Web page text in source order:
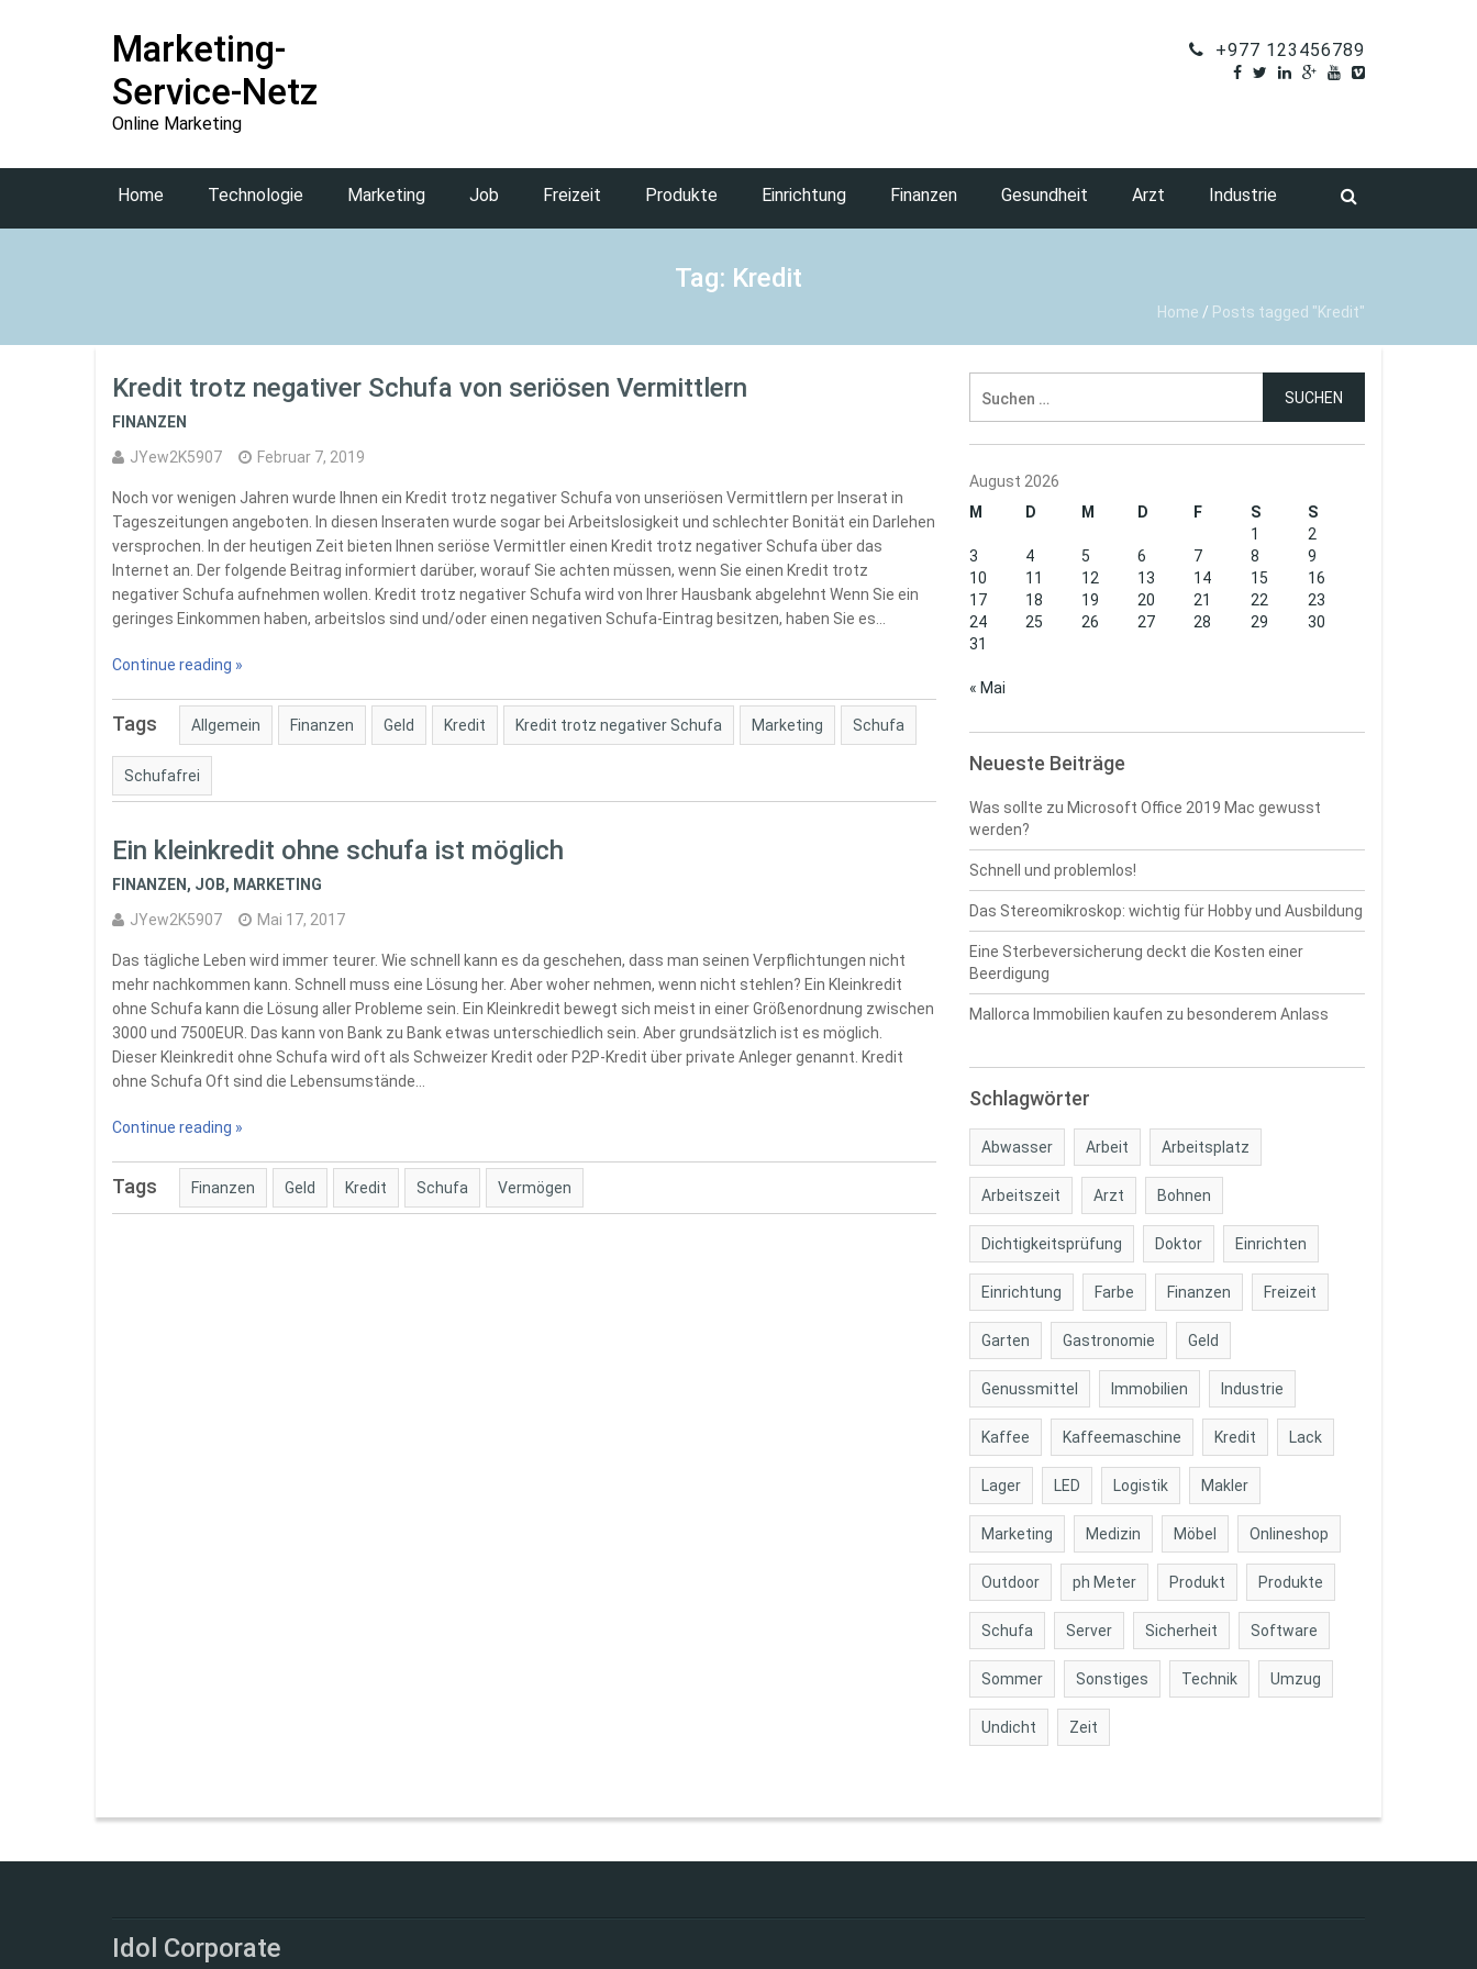
Marketing-
Service-Netz
Online Marketing
+977 123456789
Home Technologie Marketing Job Freizeit Produkte Einrichtung Finanzen Gesundheit Arzt Industrie
Tag: Kredit
Home / Posts tagged "Kredit"
Kredit trotz negativer Schufa von seriösen Vermittlern
FINANZEN
JYew2K5907
Februar 7, 2019
Noch vor wenigen Jahren wurde Ihnen ein Kredit trotz negativer Schufa von unseriösen Vermittlern per Inserat in
Tageszeitungen angeboten. In diesen Inseraten wurde sogar bei Arbeitslosigkeit und schlechter Bonität ein Darlehen
versprochen. In der heutigen Zeit bieten Ihnen seriöse Vermittler einen Kredit trotz negativer Schufa über das
Internet an. Der folgende Beitrag informiert darüber, worauf Sie achten müssen, wenn Sie einen Kredit trotz
negativer Schufa aufnehmen wollen. Kredit trotz negativer Schufa wird von Ihrer Hausbank abgelehnt Wenn Sie ein
geringes Einkommen haben, arbeitslos sind und/oder einen negativen Schufa-Eintrag besitzen, haben Sie es…
Continue reading »
Tags Allgemein Finanzen Geld Kredit Kredit trotz negativer Schufa Marketing Schufa
Schufafrei
Ein kleinkredit ohne schufa ist möglich
FINANZEN , JOB, MARKETING
JYew2K5907
Mai 17, 2017
Das tägliche Leben wird immer teurer. Wie schnell kann es da geschehen, dass man seinen Verpflichtungen nicht
mehr nachkommen kann. Schnell muss eine Lösung her. Aber woher nehmen, wenn nicht stehlen? Ein Kleinkredit
ohne Schufa kann die Lösung aller Probleme sein. Ein Kleinkredit bewegt sich meist in einer Größenordnung zwischen
3000 und 7500EUR. Das kann von Bank zu Bank etwas unterschiedlich sein. Aber grundsätzlich ist es möglich.
Dieser Kleinkredit ohne Schufa wird oft als Schweizer Kredit oder P2P-Kredit über private Anleger genannt. Kredit
ohne Schufa Oft sind die Lebensumstände…
Continue reading »
Tags Finanzen Geld Kredit Schufa Vermögen
nach:
August 2026
M
D M D F S
S
1
2
3
4 5 6 7 8
9
10
11 12 13 14 15
16
17
18 19 20 21 22
23
24
25 26 27 28 29
30
31
« Mai
Neueste Beiträge
Was sollte zu Microsoft Office 2019 Mac gewusst
werden?
Schnell und problemlos!
Das Stereomikroskop: wichtig für Hobby und Ausbildung
Eine Sterbeversicherung deckt die Kosten einer
Beerdigung
Mallorca Immobilien kaufen zu besonderem Anlass
Schlagwörter
Abwasser Arbeit Arbeitsplatz
Arbeitszeit Arzt Bohnen
Dichtigkeitsprüfung Doktor Einrichten
Einrichtung Farbe Finanzen Freizeit
Garten Gastronomie Geld
Genussmittel Immobilien Industrie
Kaffee Kaffeemaschine Kredit Lack
Lager LED Logistik Makler
Marketing Medizin Möbel Onlineshop
Outdoor ph Meter Produkt Produkte
Schufa Server Sicherheit Software
Sommer Sonstiges Technik Umzug
Undicht Zeit
Idol Corporate